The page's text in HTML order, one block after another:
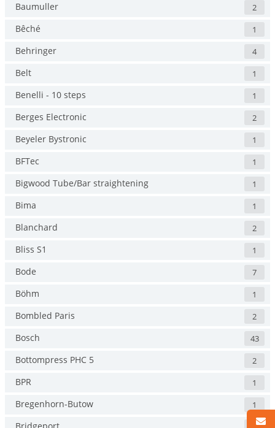
Baumuller 2
Bêché 1
Behringer 4
Belt 1
Benelli - 10 steps 1
Berges Electronic 2
Beyeler Bystronic 1
BFTec 1
Bigwood Tube/Bar straightening 1
Bima 1
Blanchard 2
Bliss S1 1
Bode 7
Böhm 1
Bombled Paris 2
Bosch 43
Bottompress PHC 5 2
BPR 1
Bregenhorn-Butow 1